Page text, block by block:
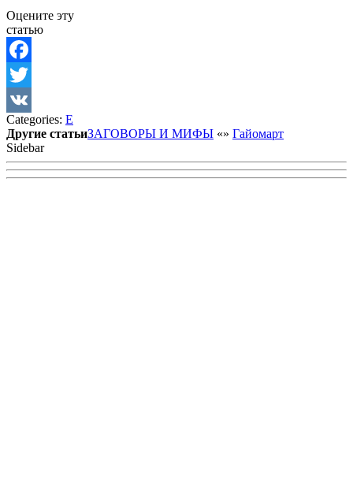
Оцените эту
статью
Facebook
Twitter
VK
Categories: Е
Другие статьиЗАГОВОРЫ И МИФЫ «» Гайомарт
Sidebar